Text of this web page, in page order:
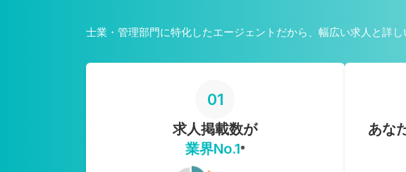
士業・管理部門に特化したエージェントだから、幅広い求人と詳
01
求人掲載数が
業界No.1※
あな